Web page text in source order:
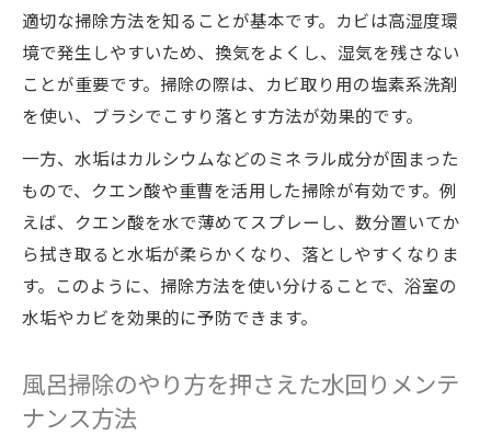
水回りメンテナンスで避けたい浴室掃除の
NG行為
お風呂掃除でやってはいけない水回りメン
テナンスポイント
浴室掃除中の失敗しがちな注意点と水回り
管理のコツ
水回りメンテナンス時に注意すべき掃除の
落とし穴
浴室掃除で健康を守るためのNG行為チェッ
天井や床の掃除ポイントで清潔感アップ
水回りメンテナンスで天井・床の掃除を徹
適切な掃除方法を知ることが基本です。カビは高湿度環
境で発生しやすいため、換気をよくし、湿気を残さない
ことが重要です。掃除の際は、カビ取り用の塩素系洗剤
を使い、ブラシでこすり落とす方法が効果的です。
一方、水垢はカルシウムなどのミネラル成分が固まった
もので、クエン酸や重曹を活用した掃除が有効です。例
えば、クエン酸を水で薄めてスプレーし、数分置いてか
ら拭き取ると水垢が柔らかくなり、落としやすくなりま
す。このように、掃除方法を使い分けることで、浴室の
水垢やカビを効果的に予防できます。
風呂掃除のやり方を押さえた水回りメンテ
ナンス方法